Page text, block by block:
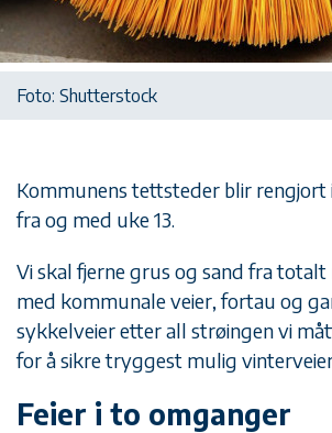
Foto: Shutterstock
Kommunens tettsteder blir
fra og med uke 13.
Vi skal fjerne grus og sand fra
med kommunale veier, fortau og
sykkelveier etter all strøingen vi
for å sikre tryggest mulig
Feier i to omganger